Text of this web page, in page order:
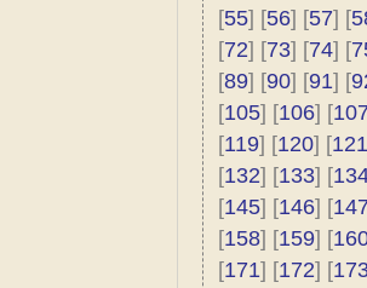
[55] [56] [57] [
[72] [73] [74] [
[89] [90] [91] [
[105] [106] [
[119] [120] [121
[132] [133] [
[145] [146] [
[158] [159] [
[171] [172] [